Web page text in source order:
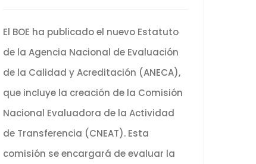
El BOE ha publicado el nuevo Estatuto
de la Agencia Nacional de Evaluación
de la Calidad y Acreditación (ANECA),
que incluye la creación de la Comisión
Nacional Evaluadora de la Actividad
de Transferencia (CNEAT). Esta
comisión se encargará de evaluar la